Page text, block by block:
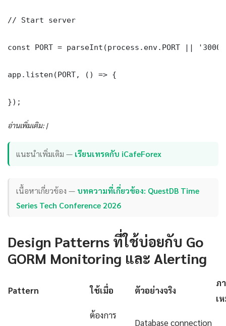
// Start server
const PORT = parseInt(process.env.PORT ||
app.listen(PORT, () => {
});
อ่านเพิ่มเติม: |
แนะนำเพิ่มเติม — เรียนเทรดกับ iCafeForex
เนื้อหาเกี่ยวข้อง — บทความที่เกี่ยวข้อง: QuestDB Time
Series Tech Conference 2026
Design Patterns ที่ใช้บ่อยกับ Go
GORM Monitoring และ Alerting
Pattern ใช้เมื่อ ตัวอย่างจริง
ภ
เ
ต้องการ
Database connection